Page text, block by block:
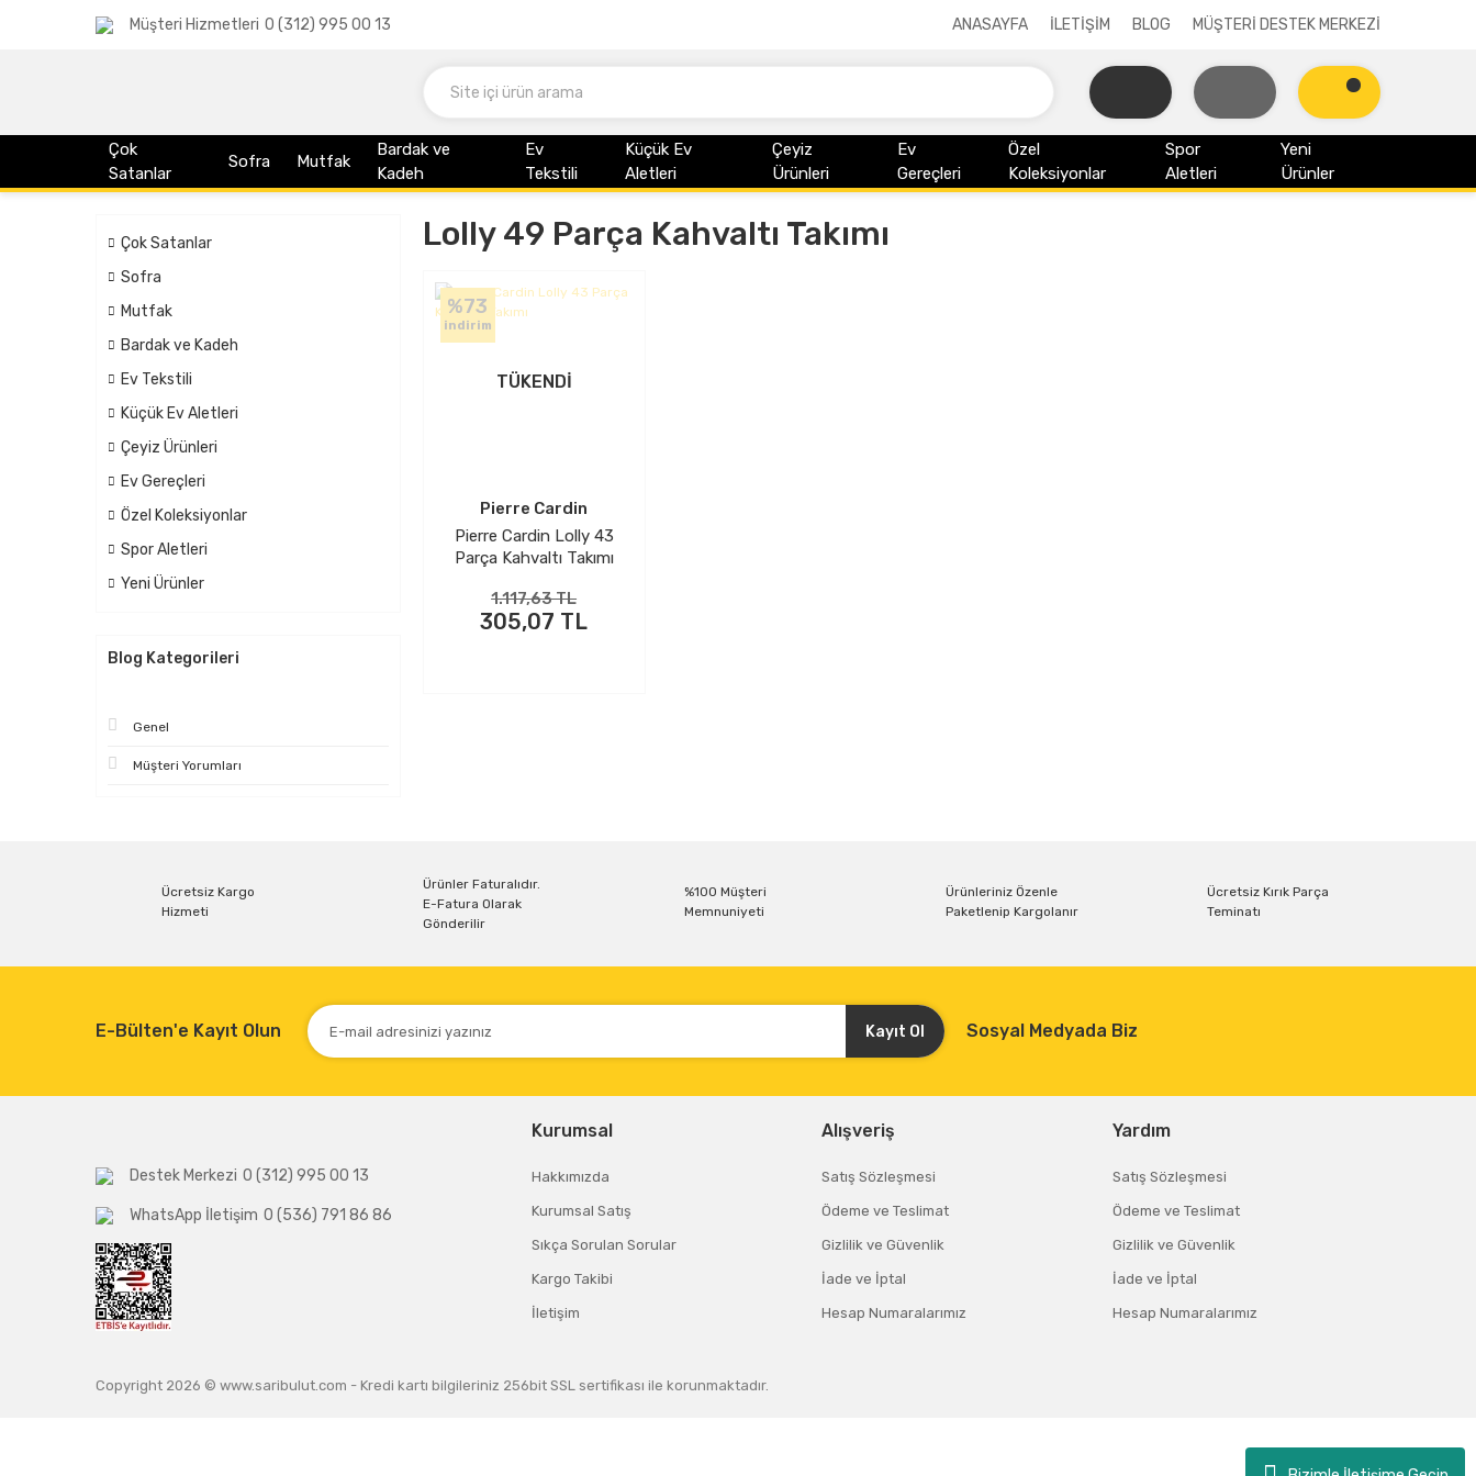
Müşteri Hizmetleri 0 (312) 995 00 13 ANASAYFA İLETİŞİM BLOG MÜŞTERİ DESTEK MERKEZİ
Çok
Satanlar
Sofra Mutfak
Bardak ve
Kadeh
Ev
Tekstili
Küçük Ev
Aletleri
Çeyiz
Ürünleri
Ev
Gereçleri
Özel
Koleksiyonlar
Spor
Aletleri
Yeni
Ürünler
Çok Satanlar
Sofra
Mutfak
Bardak ve Kadeh
Ev Tekstili
Küçük Ev Aletleri
Çeyiz Ürünleri
Ev Gereçleri
Özel Koleksiyonlar
Spor Aletleri
Yeni Ürünler
Blog Kategorileri
Genel
Müşteri Yorumları
Lolly 49 Parça Kahvaltı Takımı
%73
indirim
TÜKENDİ
Pierre Cardin
Pierre Cardin Lolly 43
Parça Kahvaltı Takımı
1.117,63 TL
305,07 TL
Ücretsiz Kargo
Hizmeti
Ürünler Faturalıdır.
E-Fatura Olarak
Gönderilir
%100 Müşteri
Memnuniyeti
Ürünleriniz Özenle
Paketlenip Kargolanır
Ücretsiz Kırık Parça
Teminatı
E-Bülten'e Kayıt Olun Kayıt Ol Sosyal Medyada Biz
Destek Merkezi 0 (312) 995 00 13
WhatsApp İletişim 0 (536) 791 86 86
Kurumsal
Hakkımızda
Kurumsal Satış
Sıkça Sorulan Sorular
Kargo Takibi
İletişim
Alışveriş
Satış Sözleşmesi
Ödeme ve Teslimat
Gizlilik ve Güvenlik
İade ve İptal
Hesap Numaralarımız
Yardım
Satış Sözleşmesi
Ödeme ve Teslimat
Gizlilik ve Güvenlik
İade ve İptal
Hesap Numaralarımız
Copyright 2026 © www.saribulut.com - Kredi kartı bilgileriniz 256bit SSL sertifikası ile korunmaktadır.